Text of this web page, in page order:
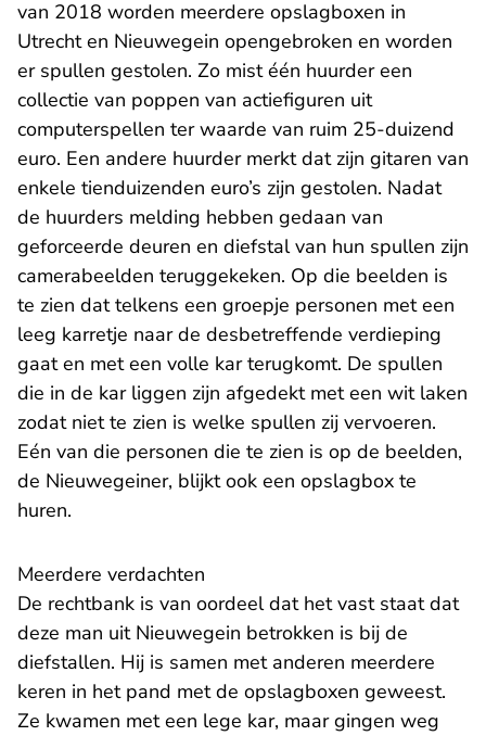
van 2018 worden meerdere opslagboxen in
Utrecht en Nieuwegein opengebroken en worden
er spullen gestolen. Zo mist één huurder een
collectie van poppen van actiefiguren uit
computerspellen ter waarde van ruim 25-duizend
euro. Een andere huurder merkt dat zijn gitaren van
enkele tienduizenden euro’s zijn gestolen. Nadat
de huurders melding hebben gedaan van
geforceerde deuren en diefstal van hun spullen zijn
camerabeelden teruggekeken. Op die beelden is
te zien dat telkens een groepje personen met een
leeg karretje naar de desbetreffende verdieping
gaat en met een volle kar terugkomt. De spullen
die in de kar liggen zijn afgedekt met een wit laken
zodat niet te zien is welke spullen zij vervoeren.
Eén van die personen die te zien is op de beelden,
de Nieuwegeiner, blijkt ook een opslagbox te
huren.
Meerdere verdachten
De rechtbank is van oordeel dat het vast staat dat
deze man uit Nieuwegein betrokken is bij de
diefstallen. Hij is samen met anderen meerdere
keren in het pand met de opslagboxen geweest.
Ze kwamen met een lege kar, maar gingen weg